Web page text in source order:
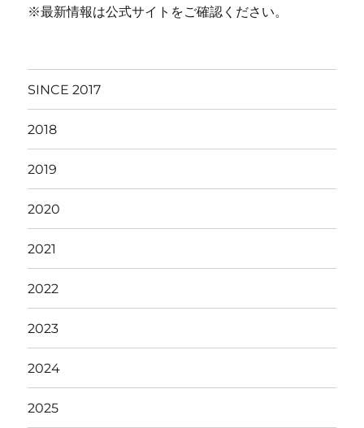
※最新情報は公式サイトをご確認ください。
SINCE 2017
2018
2019
2020
2021
2022
2023
2024
2025